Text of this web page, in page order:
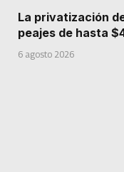
La privatización
peajes de hasta
6 agosto 2026